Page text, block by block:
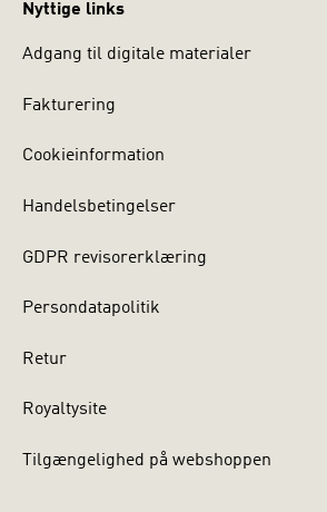
Nyttige links
Adgang til digitale materialer
Fakturering
Cookieinformation
Handelsbetingelser
GDPR revisorerklæring
Persondatapolitik
Retur
Royaltysite
Tilgængelighed på webshoppen